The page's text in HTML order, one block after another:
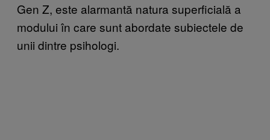
Gen Z, este alarmantă natura superficială a
modului în care sunt abordate subiectele de
unii dintre psihologi.